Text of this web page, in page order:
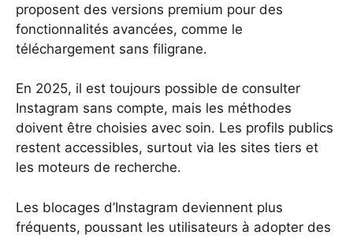
proposent des versions premium pour des
fonctionnalités avancées, comme le
téléchargement sans filigrane.
En 2025, il est toujours possible de consulter
Instagram sans compte, mais les méthodes
doivent être choisies avec soin. Les profils publics
restent accessibles, surtout via les sites tiers et
les moteurs de recherche.
Les blocages d’Instagram deviennent plus
fréquents, poussant les utilisateurs à adopter des